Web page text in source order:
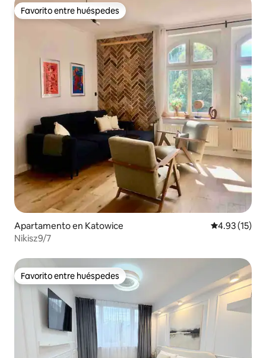
Favorito entre huéspedes
Favorito entre huéspedes
Apartamento en Katowice Calificación
4.93 (15)
Nikisz9/7
Favorito entre huéspedes
Favorito entre huéspedes